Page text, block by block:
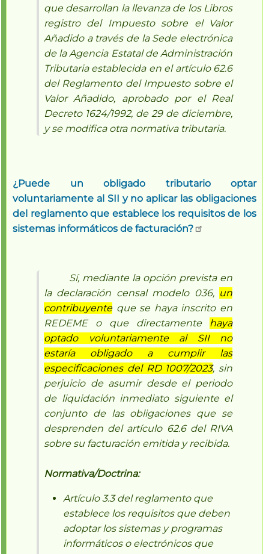
que desarrollan la llevanza de los Libros
registro del Impuesto sobre el Valor
Añadido a través de la Sede electrónica
de la Agencia Estatal de Administración
Tributaria establecida en el artículo 62.6
del Reglamento del Impuesto sobre el
Valor Añadido, aprobado por el Real
Decreto 1624/1992, de 29 de diciembre,
y se modifica otra normativa tributaria.
¿Puede un obligado tributario optar
voluntariamente al SII y no aplicar las obligaciones
del reglamento que establece los requisitos de los
sistemas informáticos de facturación?
Sí, mediante la opción prevista en
la declaración censal modelo 036, un
contribuyenteque se haya inscrito en
REDEME o que directamente haya
optado voluntariamente al SII no
estaría obligado a cumplir las
especificaciones del RD 1007/2023, sin
perjuicio de asumir desde el periodo
de liquidación inmediato siguiente el
conjunto de las obligaciones que se
desprenden del artículo 62.6 del RIVA
sobre su facturación emitida y recibida.
Normativa/Doctrina:
Artículo 3.3 del reglamento que
establece los requisitos que deben
adoptar los sistemas y programas
informáticos o electrónicos que